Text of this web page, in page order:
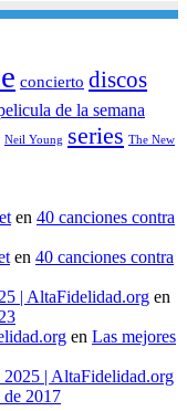
concierto discos
de la semana
Neil Young series The New
en 40 canciones contra
en 40 canciones contra
| AltaFidelidad.org en
en Las mejores
2025 | AltaFidelidad.org
de 2017